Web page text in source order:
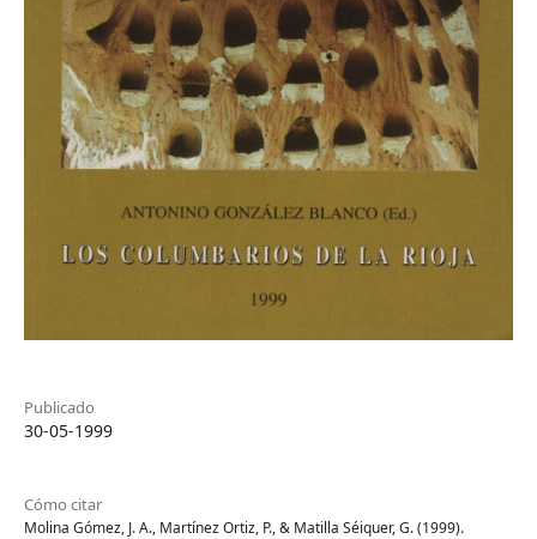
Publicado
30-05-1999
Cómo citar
Molina Gómez, J. A., Martínez Ortiz, P., & Matilla Séiquer, G. (1999).